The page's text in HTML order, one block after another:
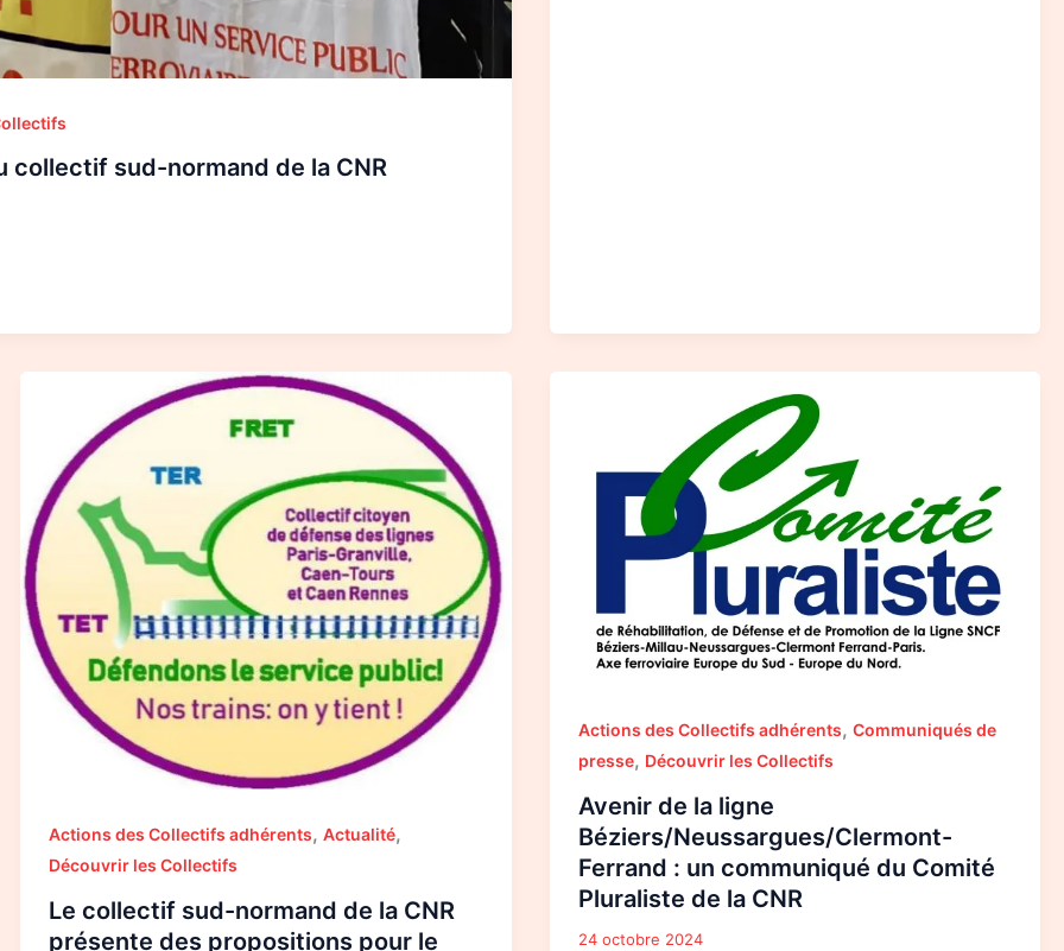
collectif sud-normand de la CNR
Actions des Collectifs adhérents,Actualité,
Découvrir les Collectifs
Le collectif sud-normand de la CNR
présente des propositions pour le
collectif
sud-
normand
de
la
CNR
présente
des
propositions
pour
transport
dans
sud
de
la
Manche
Actions des Collectifs adhérents, Communiqués de
presse, Découvrir les Collectifs
Avenir de la ligne
Béziers/Neussargues/Clermont-
Ferrand : un communiqué du Comité
Pluraliste de la CNR
24 octobre 2024
Béziers/Neussargues/Clermont-
Ferrand
communiqué
de
la
CNR